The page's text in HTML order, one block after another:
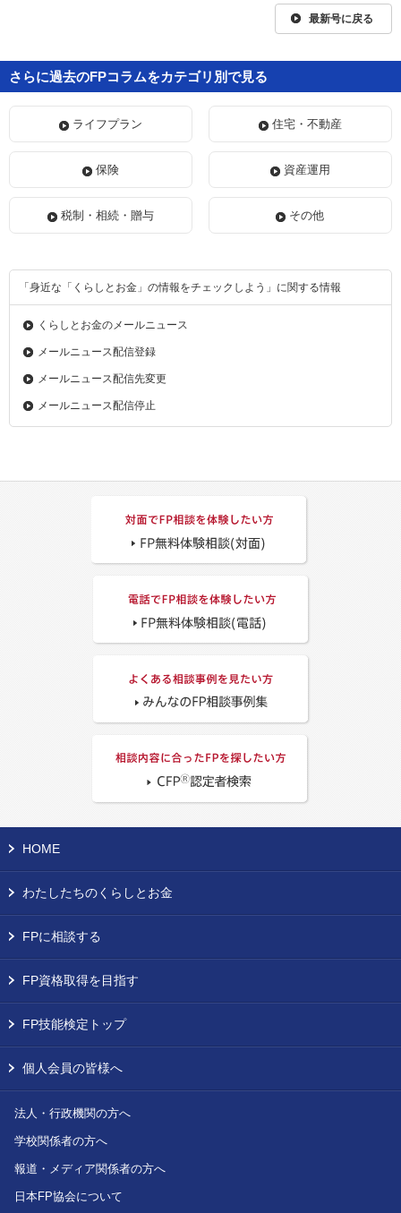
最新号に戻る
さらに過去のFPコラムをカテゴリ別で見る
ライフプラン 住宅・不動産
保険 資産運用
税制・相続・贈与 その他
「身近な「くらしとお金」の情報をチェックしよう」に関する情報
くらしとお金のメールニュース
メールニュース配信登録
メールニュース配信先変更
メールニュース配信停止
HOME
わたしたちのくらしとお金
FPに相談する
FP資格取得を目指す
FP技能検定トップ
個人会員の皆様へ
法人・行政機関の方へ
学校関係者の方へ
報道・メディア関係者の方へ
日本FP協会について